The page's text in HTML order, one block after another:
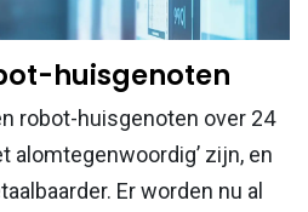
huisgenoten
robot-huisgenoten over 24
alomtegenwoordig’ zijn, en
Er worden nu al